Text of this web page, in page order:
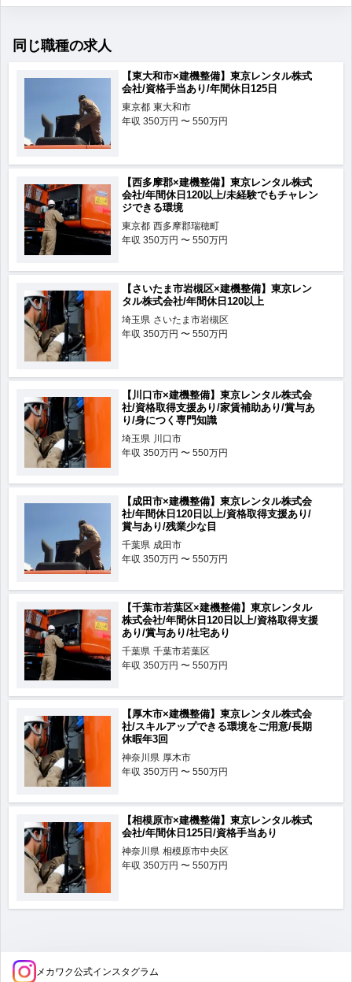
同じ職種の求人
【東大和市×建機整備】東京レンタル株式
会社/資格手当あり/年間休日125日
東京都 東大和市
年収 350万円 〜 550万円
【西多摩郡×建機整備】東京レンタル株式
会社/年間休日120以上/未経験でもチャレン
ジできる環境
東京都 西多摩郡瑞穂町
年収 350万円 〜 550万円
【さいたま市岩槻区×建機整備】東京レン
タル株式会社/年間休日120以上
埼玉県 さいたま市岩槻区
年収 350万円 〜 550万円
【川口市×建機整備】東京レンタル株式会
社/資格取得支援あり/家賃補助あり/賞与あ
り/身につく専門知識
埼玉県 川口市
年収 350万円 〜 550万円
【成田市×建機整備】東京レンタル株式会
社/年間休日120日以上/資格取得支援あり/
賞与あり/残業少な目
千葉県 成田市
年収 350万円 〜 550万円
【千葉市若葉区×建機整備】東京レンタル
株式会社/年間休日120日以上/資格取得支援
あり/賞与あり/社宅あり
千葉県 千葉市若葉区
年収 350万円 〜 550万円
【厚木市×建機整備】東京レンタル株式会
社/スキルアップできる環境をご用意/長期
休暇年3回
神奈川県 厚木市
年収 350万円 〜 550万円
【相模原市×建機整備】東京レンタル株式
会社/年間休日125日/資格手当あり
神奈川県 相模原市中央区
年収 350万円 〜 550万円
メカワク公式インスタグラム